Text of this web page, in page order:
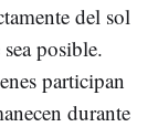
del sol
posible.
participan
durante